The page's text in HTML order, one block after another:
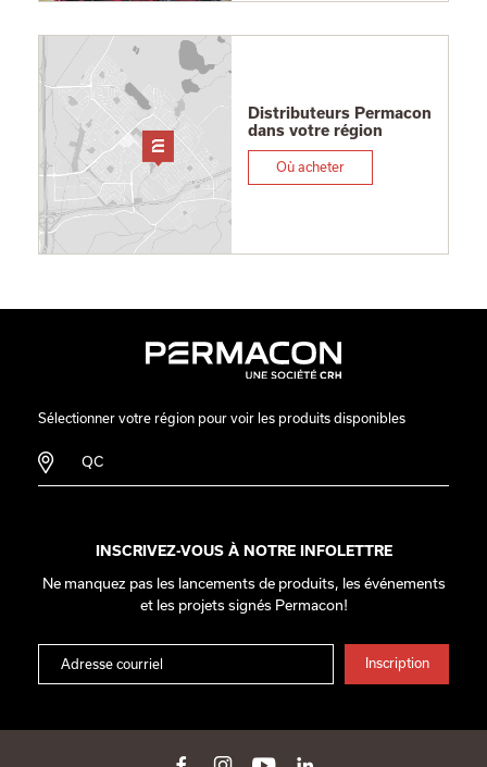
Distributeurs Permacon
dans votre région
Où acheter
Sélectionner votre région pour voir les produits disponibles
QC
INSCRIVEZ-VOUS À NOTRE INFOLETTRE
Ne manquez pas les lancements de produits, les événements
et les projets signés Permacon!